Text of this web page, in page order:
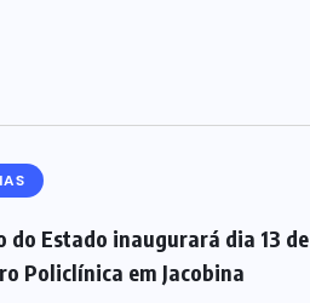
do Estado inaugurará dia 13 de
Policlínica em Jacobina